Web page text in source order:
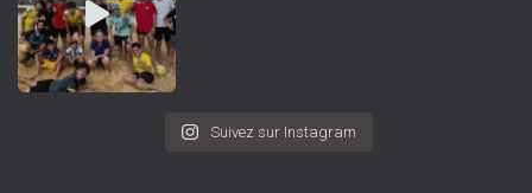
Suivez sur Instagram